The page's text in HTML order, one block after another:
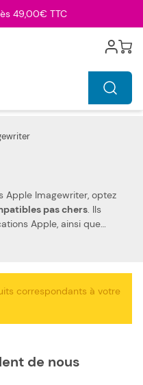
49,00€ TTC
Cart
Apple Imagewriter, optez
rubans matriciels compatibles pas chers. Ils
matriciels Apple.
chers sont le choix
Nous proposons
correspondants à votre
de nous